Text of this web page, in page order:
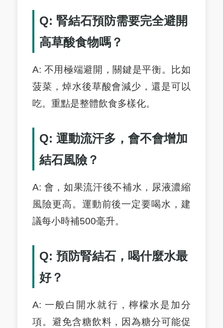
Q: 腎結石預防需要完全避開
高草酸食物嗎？
A: 不用極端避開，關鍵是平衡。比如
菠菜，焯水後草酸會減少，還是可以
吃。重點是整體飲食多樣化。
Q: 運動流汗多，會不會增加
結石風險？
A: 會，如果流汗後不補水，尿液濃縮
風險更高。運動前後一定要喝水，建
議每小時補500毫升。
Q: 預防腎結石，喝什麼水最
好？
A: 一般白開水就行，檸檬水是加分
項。避免含糖飲料，因為糖分可能促